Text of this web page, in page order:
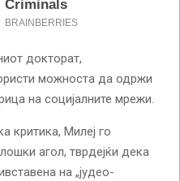
докторат,
можноста да одржи
на социјалните мрежи.
критика, Милеј го
агол, тврдејќи дека
на „јудео-